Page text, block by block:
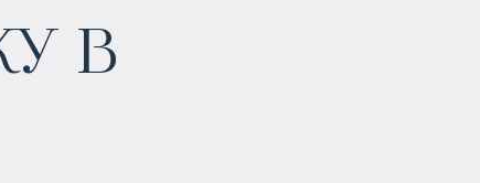
в
$ 135 868